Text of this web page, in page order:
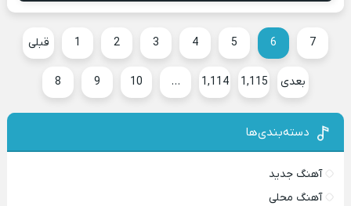
قبلی 1 2 3 4 5 6 7
8 9 10 … 1,114 1,115 بعدی
دسته‌بندی‌ها
آهنگ جدید
آهنگ محلی